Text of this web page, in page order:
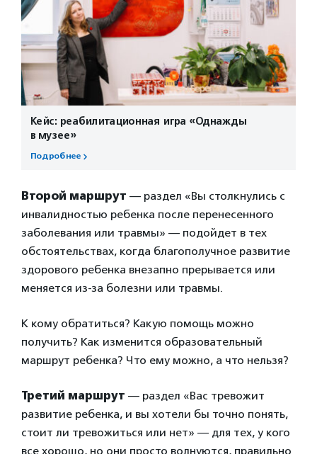
Кейс: реабилитационная игра «Однажды
в музее»
Подробнее
Второй маршрут — раздел «Вы столкнулись с
инвалидностью ребенка после перенесенного
заболевания или травмы» — подойдет в тех
обстоятельствах, когда благополучное развитие
здорового ребенка внезапно прерывается или
меняется из-за болезни или травмы.
К кому обратиться? Какую помощь можно
получить? Как изменится образовательный
маршрут ребенка? Что ему можно, а что нельзя?
Третий маршрут — раздел «Вас тревожит
развитие ребенка, и вы хотели бы точно понять,
стоит ли тревожиться или нет» — для тех, у кого
все хорошо, но они просто волнуются, правильно